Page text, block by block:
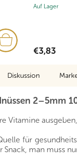
Auf Lager
€3,83
Diskussion
2–5mm
Vitamine
für
Snack, man muss